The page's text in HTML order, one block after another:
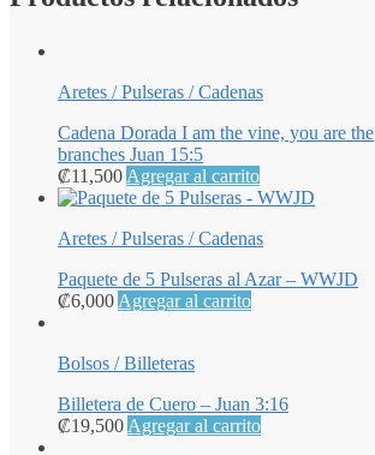
Aretes / Pulseras / Cadenas
Cadena Dorada I am the vine, you are the
branches Juan 15:5
₡11,500 Agregar al carrito
Aretes / Pulseras / Cadenas
Paquete de 5 Pulseras al Azar – WWJD
₡6,000 Agregar al carrito
Bolsos / Billeteras
Billetera de Cuero – Juan 3:16
₡19,500 Agregar al carrito